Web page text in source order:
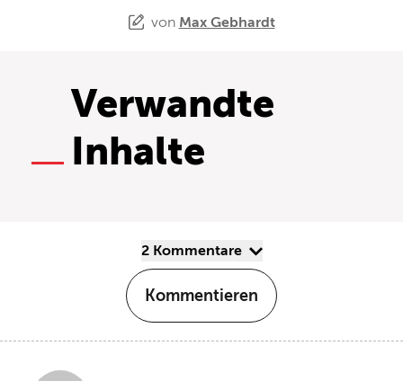
von Max Gebhardt
Verwandte
Inhalte
2 Kommentare
Kommentieren